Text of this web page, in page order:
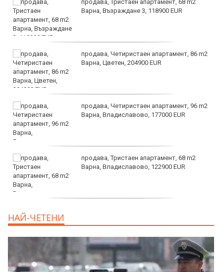
продава, Тристаен апартамент, 68 m2
Варна, Възраждане 3, 118900 EUR
продава, Четиристаен апартамент, 86 m2
Варна, Цветен, 204900 EUR
продава, Четиристаен апартамент, 96 m2
Варна, Владиславово, 177000 EUR
продава, Тристаен апартамент, 68 m2
Варна, Владиславово, 122900 EUR
НАЙ-ЧЕТЕНИ